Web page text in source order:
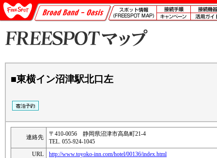
■東横イン沼津駅北口左
連絡先
〒410-0056 静岡県沼津市高島町21-4
TEL. 055-924-1045
URL
http://www.toyoko-inn.com/hotel/00136/index.html